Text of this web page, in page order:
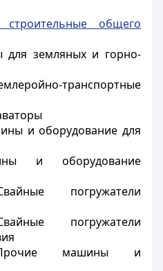
общего
для земляных и горно-
транспортные
и оборудование для
и оборудование
погружатели
погружатели
Прочие машины и